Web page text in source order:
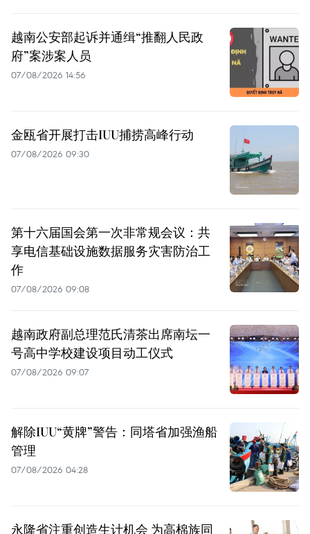
越南公安部起诉并通缉“推翻人民政
府”案涉案人员
07/08/2026 14:56
金瓯省开展打击IUU捕捞高峰行动
07/08/2026 09:30
第十六届国会第一次非常规会议：共
享电信基础设施数据服务灾害防治工
作
07/08/2026 09:08
越南政府副总理范氏清茶出席南坛一
号高中学校建设项目动工仪式
07/08/2026 09:07
解除IUU“黄牌”警告：同塔省加强渔船
管理
07/08/2026 04:28
永隆省注重创造生计机会 为高棉族同